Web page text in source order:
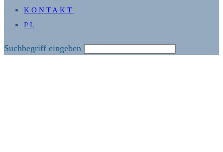
KONTAKT
PL
Diese
Suchbegriff eingeben